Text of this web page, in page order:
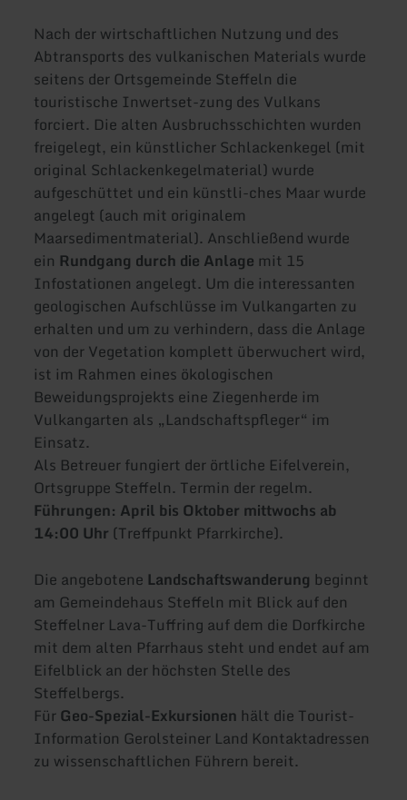
Nach der wirtschaftlichen Nutzung und des
Abtransports des vulkanischen Materials wurde
seitens der Ortsgemeinde Steffeln die
touristische Inwertset-zung des Vulkans
forciert. Die alten Ausbruchsschichten wurden
freigelegt, ein künstlicher Schlackenkegel (mit
original Schlackenkegelmaterial) wurde
aufgeschüttet und ein künstli-ches Maar wurde
angelegt (auch mit originalem
Maarsedimentmaterial). Anschließend wurde
ein Rundgang durch die Anlage mit 15
Infostationen angelegt. Um die interessanten
geologischen Aufschlüsse im Vulkangarten zu
erhalten und um zu verhindern, dass die Anlage
von der Vegetation komplett überwuchert wird,
ist im Rahmen eines ökologischen
Beweidungsprojekts eine Ziegenherde im
Vulkangarten als „Landschaftspfleger“ im
Einsatz.
Als Betreuer fungiert der örtliche Eifelverein,
Ortsgruppe Steffeln. Termin der regelm.
Führungen: April bis Oktober mittwochs ab
14:00 Uhr (Treffpunkt Pfarrkirche).
Die angebotene Landschaftswanderung beginnt
am Gemeindehaus Steffeln mit Blick auf den
Steffelner Lava-Tuffring auf dem die Dorfkirche
mit dem alten Pfarrhaus steht und endet auf am
Eifelblick an der höchsten Stelle des
Steffelbergs.
FürGeo-Spezial-Exkursionen hält die Tourist-
Information Gerolsteiner Land Kontaktadressen
zu wissenschaftlichen Führern bereit.